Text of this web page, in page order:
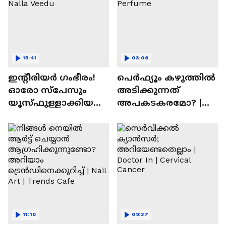
ഇന്റീരിയർ ഗംഭീരം!
ഓരോ സ്‌പേസും
യൂസ്ഫുള്ളാക്കിയ
15:41
പെർഫ്യൂം കഴുത്തിൽ
അടിക്കുന്നത്
അപകടകരമോ? |
03:06
11:10 09:37